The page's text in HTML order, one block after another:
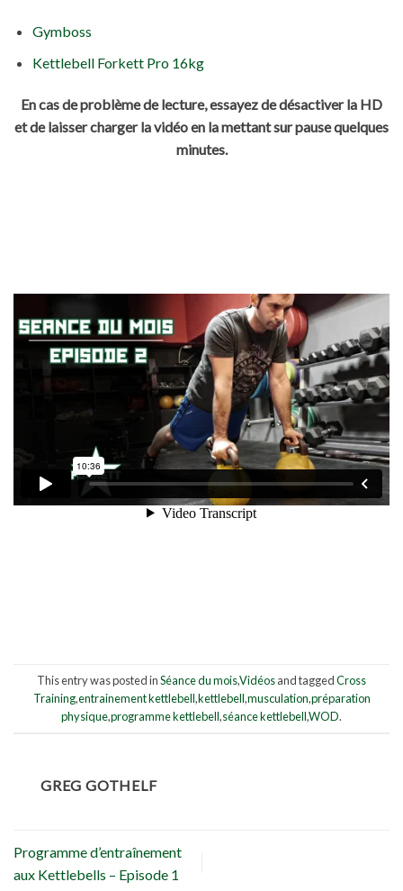
Gymboss
Kettlebell Forkett Pro 16kg
En cas de problème de lecture, essayez de désactiver la HD
et de laisser charger la vidéo en la mettant sur pause quelques
minutes.
This entry was posted inSéance du mois,Vidéosand taggedCross
Training,entrainement kettlebell,kettlebell,musculation,préparation
physique,programme kettlebell,séance kettlebell,WOD.
GREG GOTHELF
Programme d’entraînement
aux Kettlebells – Episode 1